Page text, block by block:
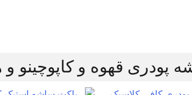
پودری قهوه و کاپوچینو